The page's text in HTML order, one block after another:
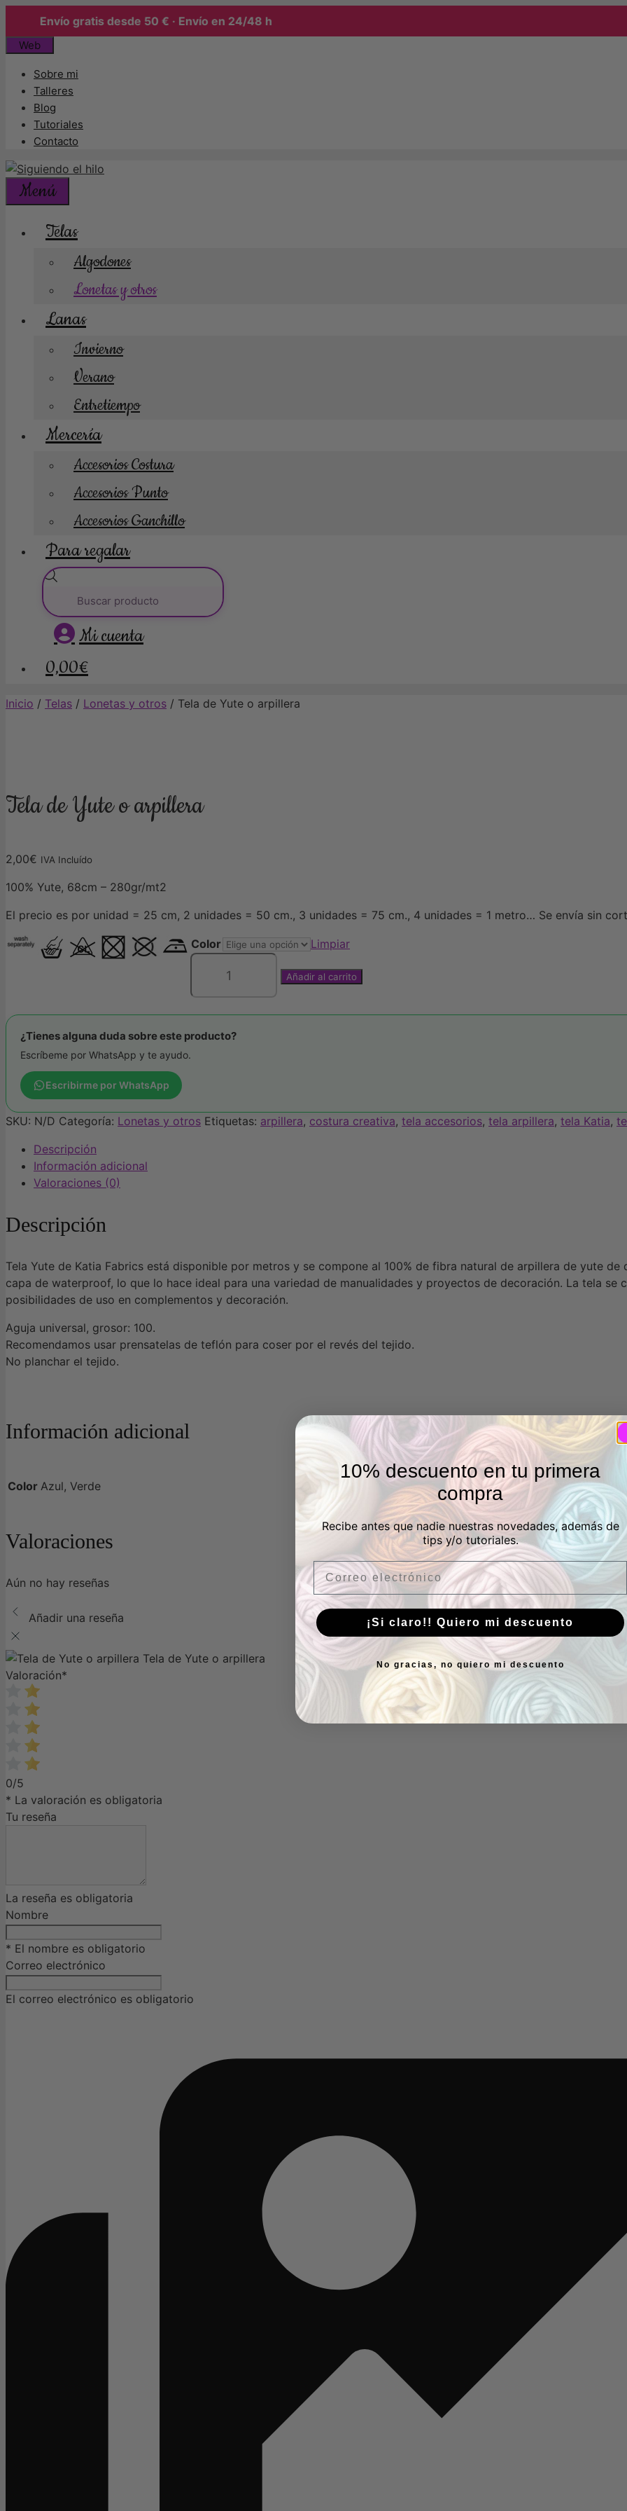
Envío gratis desde 50 € · Envío en 24/48 h
Saltar
contenido
Web
Sobre mi
Talleres
Blog
Tutoriales
Contacto
Menú
Telas
Algodones
Lonetas y otros
Lanas
Invierno
Verano
Entretiempo
Mercería
Accesorios Costura
Accesorios Punto
Accesorios Ganchillo
Para regalar
Mi cuenta
0,00€
Inicio / Telas / Lonetas y otros / Tela de Yute o arpillera
Tela de Yute o arpillera
2,00€ IVA Incluído
100% Yute, 68cm – 280gr/mt2
El precio es por unidad = 25 cm, 2 unidades = 50 cm., 3 unidades = 75 cm., 4 unidades = 1 metro… Se envía sin
Color Limpiar
de
Yute
o
Añadir al carrito
¿Tienes alguna duda sobre este producto?
Escríbeme por WhatsApp y te ayudo.
Escribirme por WhatsApp
SKU: N/D Categoría: Lonetas y otros Etiquetas: arpillera, costura creativa, tela accesorios, tela arpillera, tela Katia,
Descripción
Información adicional
Valoraciones (0)
Descripción
Tela Yute de Katia Fabrics está disponible por metros y se compone al 100% de fibra natural de arpillera de yute
capa de waterproof, lo que lo hace ideal para una variedad de manualidades y proyectos de decoración. La tela
posibilidades de uso en complementos y decoración.
Aguja universal, grosor: 100.
Recomendamos usar prensatelas de teflón para coser por el revés del tejido.
No planchar el tejido.
Información adicional
Color Azul, Verde
Valoraciones
Aún no hay reseñas
Añadir una reseña
Tela de Yute o arpillera
Valoración*
0/5
* La valoración es obligatoria
Tu reseña
La reseña es obligatoria
Nombre
* El nombre es obligatorio
Correo electrónico
El correo electrónico es obligatorio
10% descuento en tu primera
compra
Recibe antes que nadie nuestras novedades, además de
tips y/o tutoriales.
Email
¡Si claro!! Quiero mi descuento
No gracias, no quiero mi descuento